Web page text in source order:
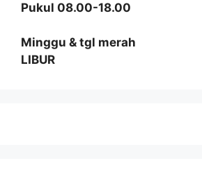
Pukul 08.00-18.00
Minggu & tgl merah
LIBUR